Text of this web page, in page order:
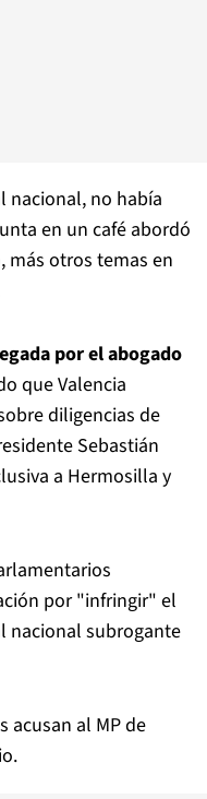
nacional, no había
en un café abordó
más otros temas en
por el abogado
que Valencia
diligencias de
Sebastián
a Hermosilla y
por "infringir" el
nacional subrogante
acusan al MP de